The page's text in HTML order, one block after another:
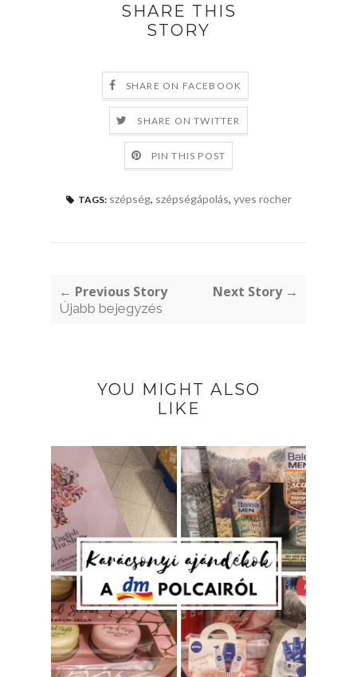
SHARE THIS
STORY
SHARE ON FACEBOOK
SHARE ON TWITTER
PIN THIS POST
TAGS: szépség, szépségápolás, yves rocher
← Previous Story
Újabb bejegyzés
Next Story →
YOU MIGHT ALSO
LIKE